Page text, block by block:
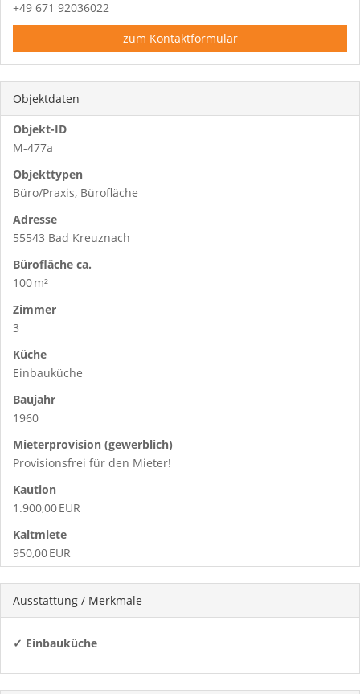
+49 671 92036022
zum Kontaktformular
Objektdaten
Objekt-ID
M-477a
Objekttypen
Büro/Praxis, Bürofläche
Adresse
55543 Bad Kreuznach
Bürofläche ca.
100 m²
Zimmer
3
Küche
Einbauküche
Baujahr
1960
Mieter­provision (gewerblich)
Provisionsfrei für den Mieter!
Kaution
1.900,00 EUR
Kaltmiete
950,00 EUR
Ausstattung / Merkmale
✓ Einbauküche